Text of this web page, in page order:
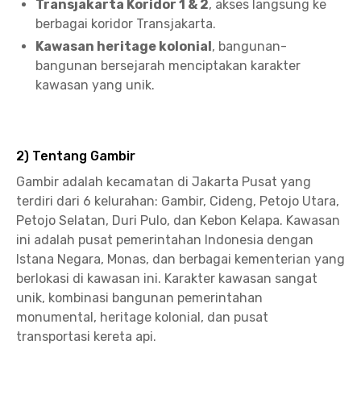
Transjakarta Koridor 1 & 2, akses langsung ke
berbagai koridor Transjakarta.
Kawasan heritage kolonial, bangunan-
bangunan bersejarah menciptakan karakter
kawasan yang unik.
2) Tentang Gambir
Gambir adalah kecamatan di Jakarta Pusat yang
terdiri dari 6 kelurahan: Gambir, Cideng, Petojo Utara,
Petojo Selatan, Duri Pulo, dan Kebon Kelapa. Kawasan
ini adalah pusat pemerintahan Indonesia dengan
Istana Negara, Monas, dan berbagai kementerian yang
berlokasi di kawasan ini. Karakter kawasan sangat
unik, kombinasi bangunan pemerintahan
monumental, heritage kolonial, dan pusat
transportasi kereta api.